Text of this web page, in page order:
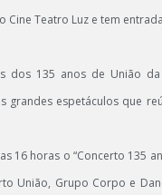
Teatro Luz e tem
dos 135 anos de União
grandes espetáculos que
16 horas o “Concerto 135
União, Grupo Corpo e